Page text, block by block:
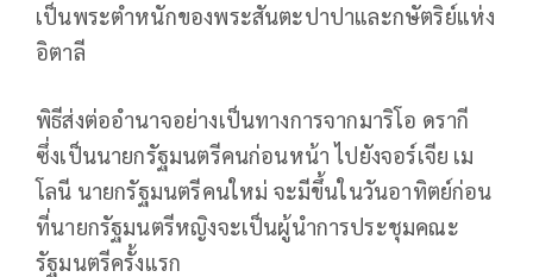
เป็นพระตำหนักของพระสันตะปาปาและกษัตริย์แห่ง
อิตาลี
พิธีส่งต่ออำนาจอย่างเป็นทางการจากมาริโอ ดรากี
ซึ่งเป็นนายกรัฐมนตรีคนก่อนหน้า ไปยังจอร์เจีย เม
โลนี นายกรัฐมนตรีคนใหม่ จะมีขึ้นในวันอาทิตย์ก่อน
ที่นายกรัฐมนตรีหญิงจะเป็นผู้นำการประชุมคณะ
รัฐมนตรีครั้งแรก